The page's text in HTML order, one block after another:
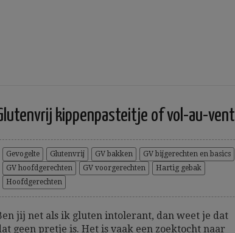
kippenpasteitje of vol-au-vent
Gevogelte Glutenvrij GV bakken
GV bijgerechten en basics
GV hoofdgerechten
GV voorgerechten
Hartig gebak
Hoofdgerechten
jij net als ik gluten intolerant, dan weet je dat
geen pretje is. Het is vaak een zoektocht naar